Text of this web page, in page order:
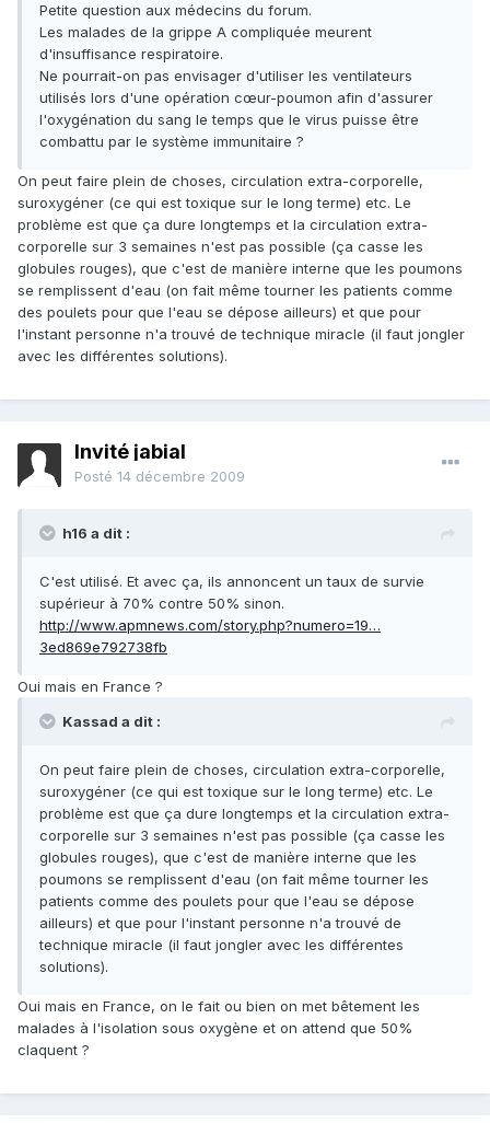
Petite question aux médecins du forum.
Les malades de la grippe A compliquée meurent
d'insuffisance respiratoire.
Ne pourrait-on pas envisager d'utiliser les ventilateurs
utilisés lors d'une opération cœur-poumon afin d'assurer
l'oxygénation du sang le temps que le virus puisse être
combattu par le système immunitaire ?
On peut faire plein de choses, circulation extra-corporelle,
suroxygéner (ce qui est toxique sur le long terme) etc. Le
problème est que ça dure longtemps et la circulation extra-
corporelle sur 3 semaines n'est pas possible (ça casse les
globules rouges), que c'est de manière interne que les poumons
se remplissent d'eau (on fait même tourner les patients comme
des poulets pour que l'eau se dépose ailleurs) et que pour
l'instant personne n'a trouvé de technique miracle (il faut jongler
avec les différentes solutions).
Invité jabial
Posté 14 décembre 2009
h16 a dit :
C'est utilisé. Et avec ça, ils annoncent un taux de survie
supérieur à 70% contre 50% sinon.
http://www.apmnews.com/story.php?numero=19…
3ed869e792738fb
Oui mais en France ?
Kassad a dit :
On peut faire plein de choses, circulation extra-corporelle,
suroxygéner (ce qui est toxique sur le long terme) etc. Le
problème est que ça dure longtemps et la circulation extra-
corporelle sur 3 semaines n'est pas possible (ça casse les
globules rouges), que c'est de manière interne que les
poumons se remplissent d'eau (on fait même tourner les
patients comme des poulets pour que l'eau se dépose
ailleurs) et que pour l'instant personne n'a trouvé de
technique miracle (il faut jongler avec les différentes
solutions).
Oui mais en France, on le fait ou bien on met bêtement les
malades à l'isolation sous oxygène et on attend que 50%
claquent ?